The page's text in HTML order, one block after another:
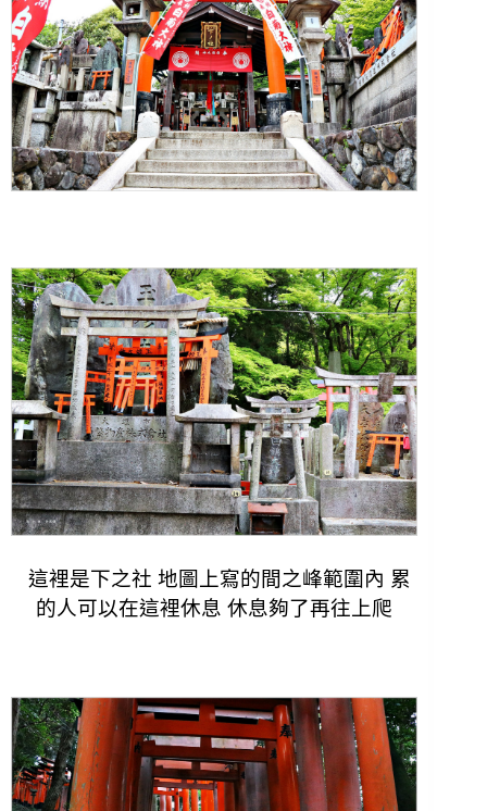
這裡是下之社 地圖上寫的間之峰範圍內 累
的人可以在這裡休息 休息夠了再往上爬